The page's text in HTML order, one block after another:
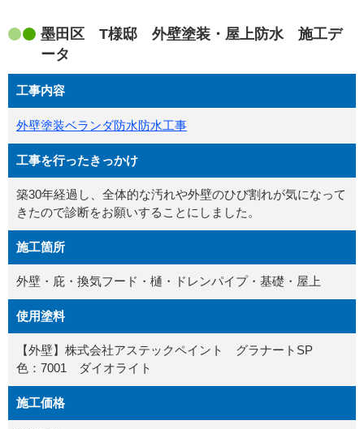
墨田区 T様邸 外壁塗装・屋上防水 施工デ
ータ
工事内容
外壁塗装ベランダ防水防水工事
工事を行ったきっかけ
築30年経過し、全体的な汚れや外壁のひび割れが気になって
きたので診断をお願いすることにしました。
施工箇所
外壁・庇・換気フード・樋・ドレンパイプ・基礎・屋上
使用塗料
【外壁】株式会社アステックペイント グラナートSP
色：7001 ダイオライト
施工価格